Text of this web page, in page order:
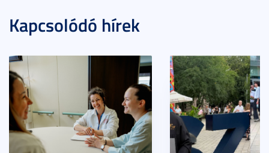
Kapcsolódó hírek